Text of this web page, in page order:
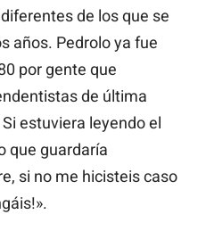
de los que se
años. Pedrolo ya fue
por gente que
de última
estuviera leyendo el
que guardaría
si no me hicisteis caso